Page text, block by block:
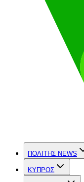
ΠΟΛΙΤΗΣ NEWS
ΚΥΠΡΟΣ